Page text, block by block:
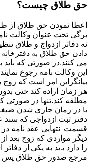
حق طلاق چیست؟
اعطا نمودن حق طلاق از
برگی تحت عنوان وکالت
نه دفاتر ازدواج و طلاق
دادن حق طلاق به
می کنند.در صورتی که باید
این وکالت نامه رجوع
بیانگراین امر است که زوج
هر زمان اراده کند حتی بدون
مطلقه کند.تنها در صورتی
یا در زمان جاری شدن
دفتر ثبت ازدواجی که سند
قسمت انتهایی عقد نامه
دیگر مواردی که زوج بعد
را دارد باید به یکی از
مرجع صدور حق طلاق پس